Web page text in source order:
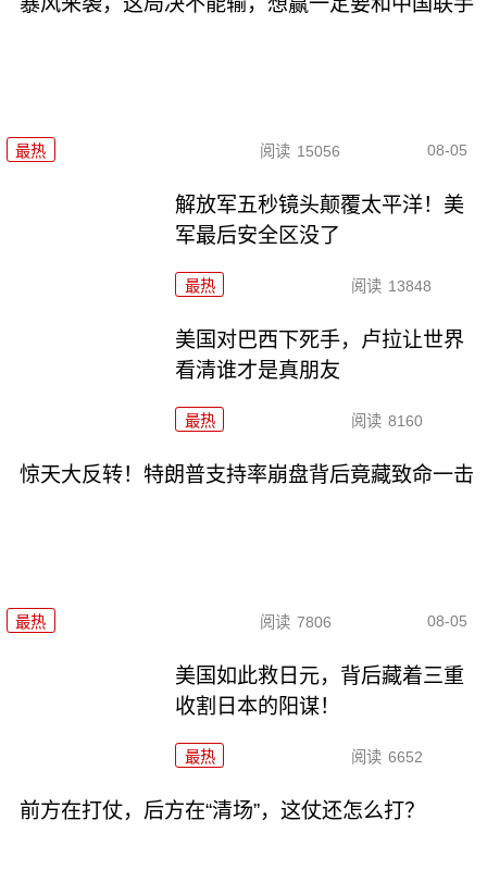
最热 阅读 15056 08-05
解放军五秒镜头颠覆太平洋！美
军最后安全区没了
最热 阅读 13848
美国对巴西下死手，卢拉让世界
看清谁才是真朋友
最热 阅读 8160
惊天大反转！特朗普支持率崩盘背后竟藏致命一击
最热 阅读 7806 08-05
美国如此救日元，背后藏着三重
收割日本的阳谋！
最热 阅读 6652
前方在打仗，后方在“清场”，这仗还怎么打？